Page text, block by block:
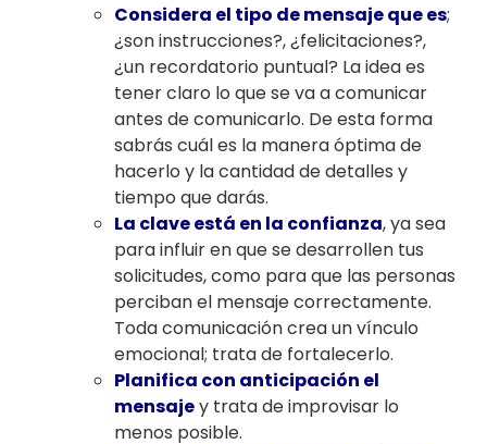
Considera el tipo de mensaje que es;
¿son instrucciones?, ¿felicitaciones?,
¿un recordatorio puntual? La idea es
tener claro lo que se va a comunicar
antes de comunicarlo. De esta forma
sabrás cuál es la manera óptima de
hacerlo y la cantidad de detalles y
tiempo que darás.
La clave está en la confianza, ya sea
para influir en que se desarrollen tus
solicitudes, como para que las personas
perciban el mensaje correctamente.
Toda comunicación crea un vínculo
emocional; trata de fortalecerlo.
Planifica con anticipación el
mensajey trata de improvisar lo
menos posible.